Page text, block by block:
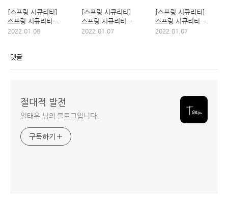
[스프링 시큐리티]
스프링 시큐리티
커스터마이징 -
2022.01.08
[스프링 시큐리티]
스프링 시큐리티
커스터마이징 - JPA 연동
2022.01.07
[스프링 시큐리티]
스프링 시큐리티
설정하기
2022.01.07
댓글
절대적 발전
일태우 님의 블로그입니다.
구독하기